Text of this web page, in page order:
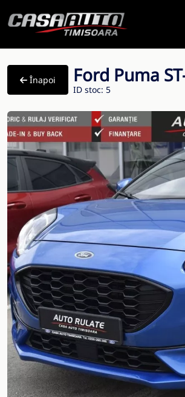
Înapoi Ford Puma
ID stoc: 5